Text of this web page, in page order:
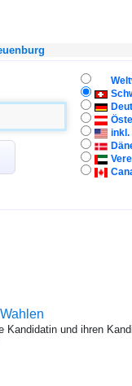
inkl.
Kandidatin und ihren